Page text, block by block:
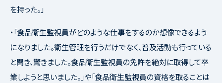
を持った。」
・「食品衛生監視員がどのような仕事をするのか想像できるよう
になりました。衛生管理を行うだけでなく、普及活動も行っている
と聞き、驚きました。食品衛生監視員の免許を絶対に取得して卒
業しようと思いました。」や「食品衛生監視員の資格を取ることは